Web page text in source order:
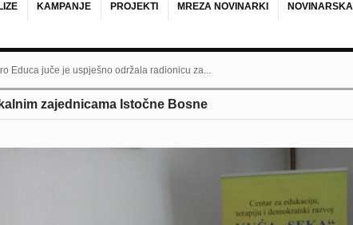
KAMPANJE PROJEKTI MREZA NOVINARKI
Educa juče je uspješno održala radionicu za...
zajednicama Istočne Bosne